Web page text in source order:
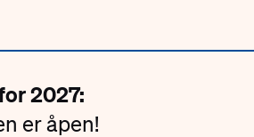
2027:
er åpen!